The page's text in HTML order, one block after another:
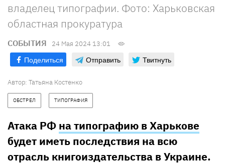
владелец типографии. Фото: Харьковская
областная прокуратура
СОБЫТИЯ 24 Мая 2024 13:01
Поделиться Отправить Твитнуть
Автор: Татьяна Костенко
ОБСТРЕЛ ТИПОГРАФИЯ
Атака РФ на типографию в Харькове
будет иметь последствия на всю
отрасль книгоиздательства в Украине.